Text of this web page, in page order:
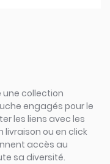
collection
engagés pour le
les liens avec les
ou en click
accès au
sa diversité.